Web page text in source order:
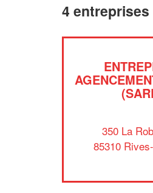
4 entreprises
350 La
85310